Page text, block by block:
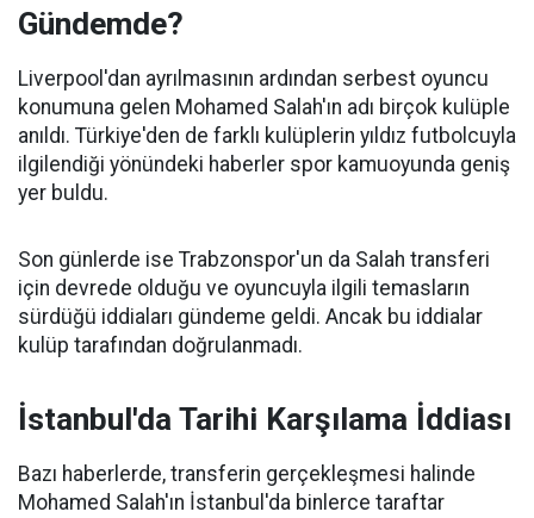
Gündemde?
Liverpool'dan ayrılmasının ardından serbest oyuncu
konumuna gelen Mohamed Salah'ın adı birçok kulüple
anıldı. Türkiye'den de farklı kulüplerin yıldız futbolcuyla
ilgilendiği yönündeki haberler spor kamuoyunda geniş
yer buldu.
Son günlerde ise Trabzonspor'un da Salah transferi
için devrede olduğu ve oyuncuyla ilgili temasların
sürdüğü iddiaları gündeme geldi. Ancak bu iddialar
kulüp tarafından doğrulanmadı.
İstanbul'da Tarihi Karşılama İddiası
Bazı haberlerde, transferin gerçekleşmesi halinde
Mohamed Salah'ın İstanbul'da binlerce taraftar